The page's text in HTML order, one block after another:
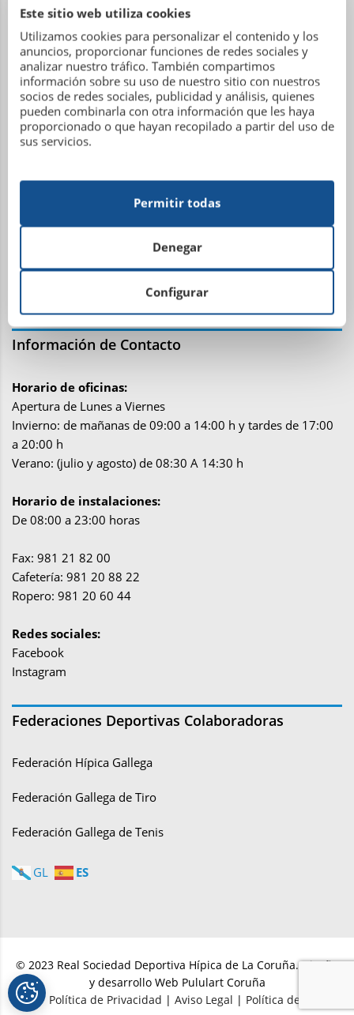
Avenida Metrosidero, S/N
15001 La Coruña
Teléfono: 981 21 81 81
Email:administracion@sdhipicalacoruna.com
Instalaciones ecuestres y equitación Finca de
Figueroa
Lugar Plaza, 7 (Torre Figueroa)
15318 – San Miguel de Figueroa
Teléfono: 881 15 01 07
hipicafigueroa@gmail.com
Información de Contacto
Horario de oficinas:
Apertura de Lunes a Viernes
Invierno: de mañanas de 09:00 a 14:00 h y tardes de 17:00
a 20:00 h
Verano: (julio y agosto) de 08:30 A 14:30 h
Horario de instalaciones:
De 08:00 a 23:00 horas
Fax: 981 21 82 00
Cafetería: 981 20 88 22
Ropero: 981 20 60 44
Redes sociales:
Facebook
Instagram
Federaciones Deportivas Colaboradoras
Federación Hípica Gallega
Federación Gallega de Tiro
Federación Gallega de Tenis
GL ES
© 2023 Real Sociedad Deportiva Hípica de La Coruña. Diseño
y desarrollo Web Pululart Coruña
Política de Privacidad | Aviso Legal | Política de cookies
Este sitio web utiliza cookies
Utilizamos cookies para personalizar el contenido y los
anuncios, proporcionar funciones de redes sociales y
analizar nuestro tráfico. También compartimos
información sobre su uso de nuestro sitio con nuestros
socios de redes sociales, publicidad y análisis, quienes
pueden combinarla con otra información que les haya
proporcionado o que hayan recopilado a partir del uso de
sus servicios.
Configurar
Denegar
Permitir todas